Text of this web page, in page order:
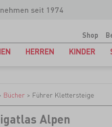
seit 1974
Shop
HERREN KINDER
Bücher > Führer Klettersteige
Alpen